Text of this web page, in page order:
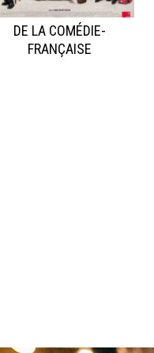
DE LA COMÉDIE-
FRANÇAISE